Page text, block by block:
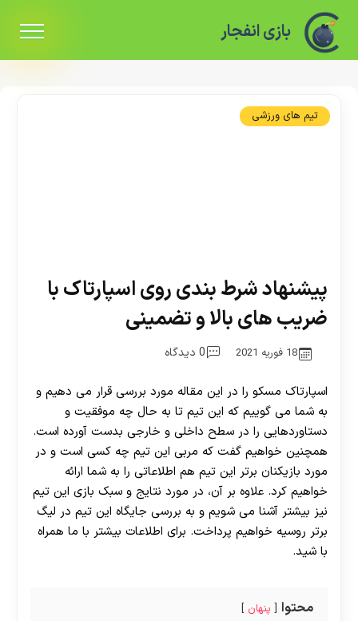
بازی انفجار
تیم های ورزشی
پیشنهاد شرط بندی روی اسپارتاک با
ضریب های بالا و تضمینی
18 فوریه 2021 0 دیدگاه
اسپارتاک مسکو را در این مقاله مورد بررسی قرار می دهیم و
به شما می گوییم که این تیم تا به حال چه موفقیت و
دستاوردهایی را در سطح داخلی و خارجی بدست آورده است.
همچنین خواهیم گفت که مربی این تیم چه کسی است و در
مورد بازیکنان برتر این تیم هم اطلاعاتی را به شما ارائه
خواهیم کرد. علاوه بر آن، در مورد نتایج و سبک بازی این تیم
نیز بیشتر آشنا می شویم و به بررسی جایگاه این تیم در لیگ
برتر روسیه خواهیم پرداخت. برای اطلاعات بیشتر با ما همراه
با شید.
محتوا پنهان